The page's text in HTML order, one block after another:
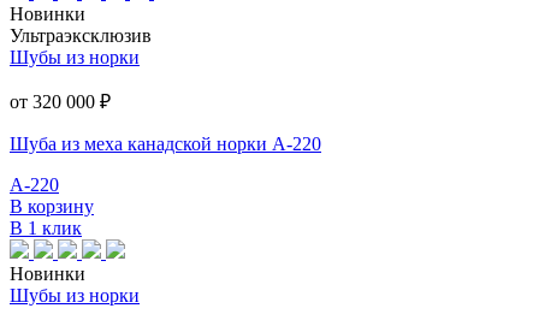
Новинки
Ультраэксклюзив
Шубы из норки
от 320 000 ₽
Шуба из меха канадской норки А-220
А-220
В корзину
В 1 клик
Новинки
Шубы из норки